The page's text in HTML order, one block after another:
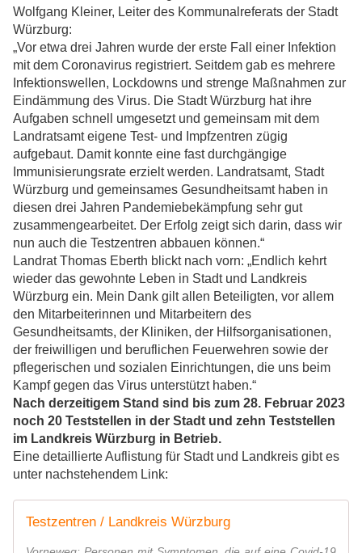
Wolfgang Kleiner, Leiter des Kommunalreferats der Stadt
Würzburg:
„Vor etwa drei Jahren wurde der erste Fall einer Infektion
mit dem Coronavirus registriert. Seitdem gab es mehrere
Infektionswellen, Lockdowns und strenge Maßnahmen zur
Eindämmung des Virus. Die Stadt Würzburg hat ihre
Aufgaben schnell umgesetzt und gemeinsam mit dem
Landratsamt eigene Test- und Impfzentren zügig
aufgebaut. Damit konnte eine fast durchgängige
Immunisierungsrate erzielt werden. Landratsamt, Stadt
Würzburg und gemeinsames Gesundheitsamt haben in
diesen drei Jahren Pandemiebekämpfung sehr gut
zusammengearbeitet. Der Erfolg zeigt sich darin, dass wir
nun auch die Testzentren abbauen können.“
Landrat Thomas Eberth blickt nach vorn: „Endlich kehrt
wieder das gewohnte Leben in Stadt und Landkreis
Würzburg ein. Mein Dank gilt allen Beteiligten, vor allem
den Mitarbeiterinnen und Mitarbeitern des
Gesundheitsamts, der Kliniken, der Hilfsorganisationen,
der freiwilligen und beruflichen Feuerwehren sowie der
pflegerischen und sozialen Einrichtungen, die uns beim
Kampf gegen das Virus unterstützt haben.“
Nach derzeitigem Stand sind bis zum 28. Februar 2023
noch 20 Teststellen in der Stadt und zehn Teststellen
im Landkreis Würzburg in Betrieb.
Eine detaillierte Auflistung für Stadt und Landkreis gibt es
unter nachstehendem Link:
Testzentren / Landkreis Würzburg